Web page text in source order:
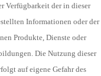
Verfügbarkeit der in dieser
Informationen oder der
Produkte, Dienste oder
Die Nutzung dieser
auf eigene Gefahr des